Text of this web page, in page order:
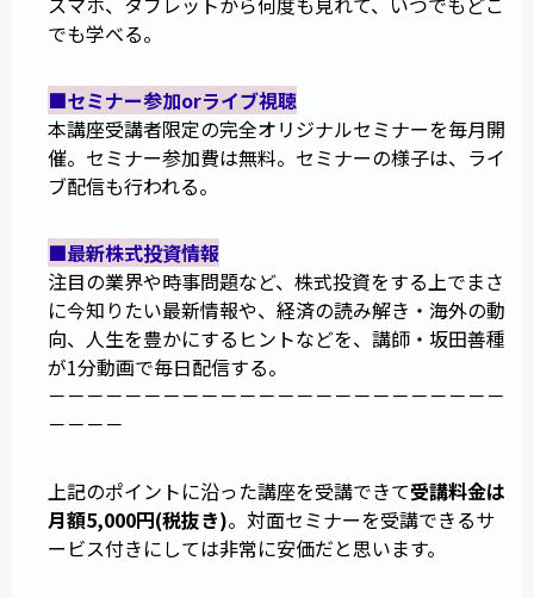
でも学べる。
■セミナー参加orライブ視聴
本講座受講者限定の完全オリジナルセミナーを毎月開
催。セミナー参加費は無料。セミナーの様子は、ライ
ブ配信も行われる。
■最新株式投資情報
注目の業界や時事問題など、株式投資をする上でまさ
に今知りたい最新情報や、経済の読み解き・海外の動
向、人生を豊かにするヒントなどを、講師・坂田善種
が1分動画で毎日配信する。
－－－－－－－－－－－－－－－－－－－－－－－－
－－－－
上記のポイントに沿った講座を受講できて受講料金は
月額5,000円(税抜き)。対面セミナーを受講できるサ
ービス付きにしては非常に安価だと思います。